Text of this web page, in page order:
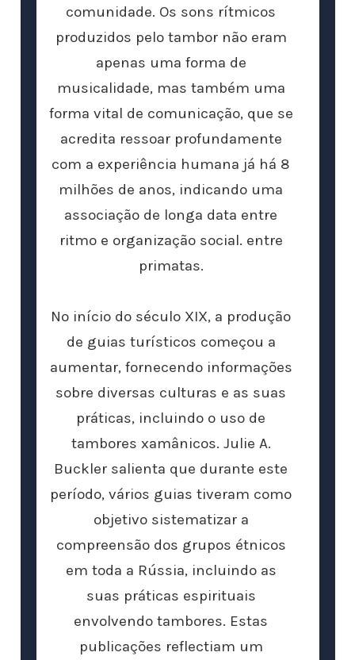
comunidade. Os sons rítmicos
produzidos pelo tambor não eram
apenas uma forma de
musicalidade, mas também uma
forma vital de comunicação, que se
acredita ressoar profundamente
com a experiência humana já há 8
milhões de anos, indicando uma
associação de longa data entre
ritmo e organização social. entre
primatas.
No início do século XIX, a produção
de guias turísticos começou a
aumentar, fornecendo informações
sobre diversas culturas e as suas
práticas, incluindo o uso de
tambores xamânicos. Julie A.
Buckler salienta que durante este
período, vários guias tiveram como
objetivo sistematizar a
compreensão dos grupos étnicos
em toda a Rússia, incluindo as
suas práticas espirituais
envolvendo tambores. Estas
publicações reflectiam um